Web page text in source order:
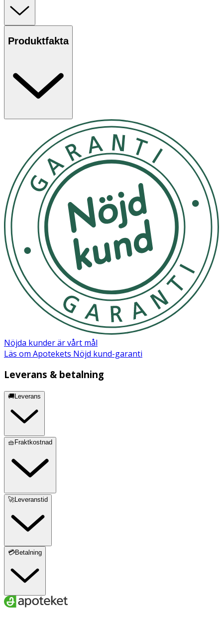
Produktfakta
Nöjda kunder är vårt mål
Läs om Apotekets Nöjd kund-garanti
Leverans & betalning
🚚Leverans
🧺Fraktkostnad
🚀Leveranstid
💳Betalning